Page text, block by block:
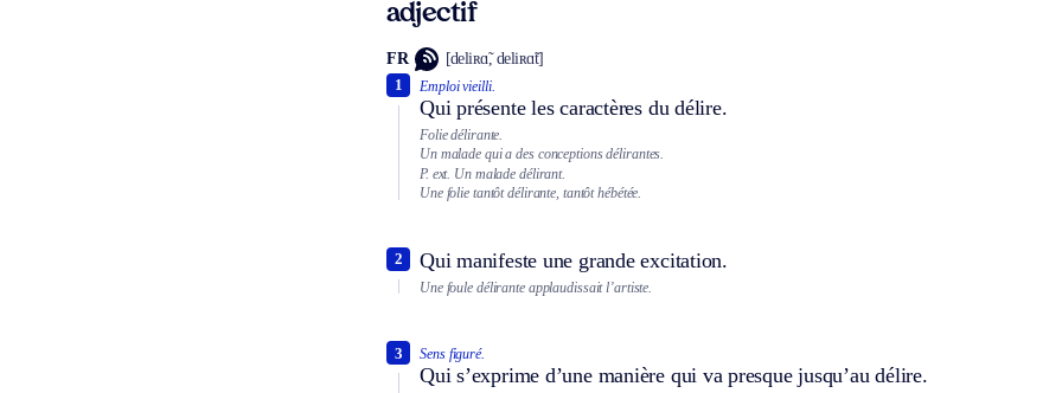
adjectif
FR [deliʀɑ̃, deliʀɑ̃t]
Emploi vieilli.
Qui présente les caractères du délire.
1
Folie délirante.
Un malade qui a des conceptions délirantes.
P. ext. Un malade délirant.
Une folie tantôt délirante, tantôt hébétée.
Qui manifeste une grande excitation.
2
Une foule délirante applaudissait l’artiste.
Sens figuré.
Qui s’exprime d’une manière qui va presque jusqu’au délire.
3